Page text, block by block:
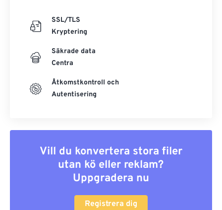
SSL/TLS
Kryptering
Säkrade data
Centra
Åtkomstkontroll och
Autentisering
Vill du konvertera stora filer
utan kö eller reklam?
Uppgradera nu
Registrera dig